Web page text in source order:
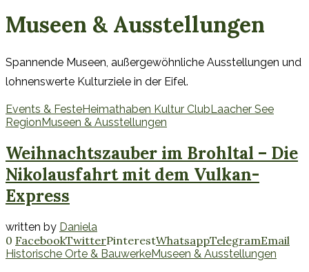
Museen & Ausstellungen
Spannende Museen, außergewöhnliche Ausstellungen und
lohnenswerte Kulturziele in der Eifel.
Events & FesteHeimathaben Kultur Club Laacher See
Region Museen & Ausstellungen
Weihnachtszauber im Brohltal – Die
Nikolausfahrt mit dem Vulkan-
Express
written by Daniela
0 FacebookTwitterPinterestWhatsappTelegramEmail
Historische Orte & BauwerkeMuseen & Ausstellungen